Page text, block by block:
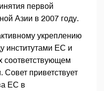
первой
Азии в 2007 году.
укреплению
институтами ЕС и
соответствующем
Совет приветствует
ЕС в